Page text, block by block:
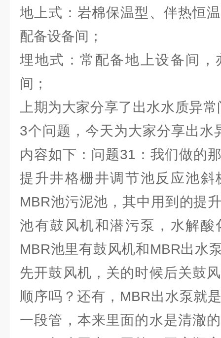
地上式：岩棉保温型、伴热恒
配备设备间；
埋地式：常配备地上设备间，
间；
上期为大家分享了出水水质异
3个问题，今天为大家分享出水
内容如下：问题31：我们做的
提升井格栅井调节池反应池斜
MBR池污泥池，其中用到的提
池有鼓风机和潜污泵，水解酸
MBR池里有鼓风机和MBR出水
先开鼓风机，关的时候后关鼓
顺序吗？还有，MBR出水泵就
一段管，本来里面的水是清澈